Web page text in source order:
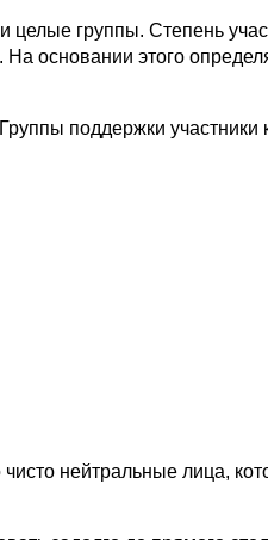
целые группы. Степень
На основании этого
поддержки участники
чисто нейтральные лица,